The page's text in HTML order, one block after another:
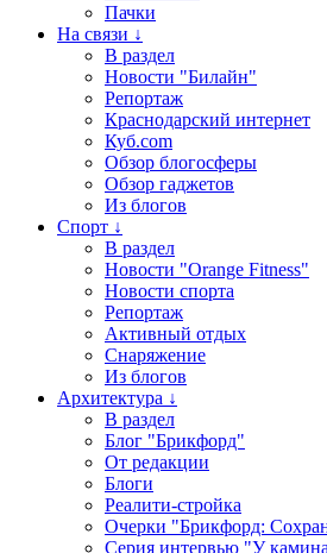
Пачки
На связи ↓
В раздел
Новости "Билайн"
Репортаж
Краснодарский интернет
Куб.com
Обзор блогосферы
Обзор гаджетов
Из блогов
Спорт ↓
В раздел
Новости "Orange Fitness"
Новости спорта
Репортаж
Активный отдых
Снаряжение
Из блогов
Архитектура ↓
В раздел
Блог "Брикфорд"
От редакции
Блоги
Реалити-стройка
Очерки "Брикфорд:
Серия интервью "У